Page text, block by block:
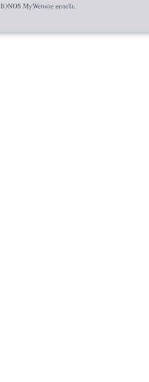
IONOS MyWebsite erstellt.